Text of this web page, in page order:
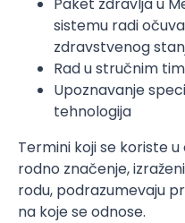
sistemu radi
zdravstvenog
Rad u stručnim
Upoznavanje
tehnologija
Termini koji se koriste
rodno značenje,
rodu, podrazumevaju
na koje se odnose.